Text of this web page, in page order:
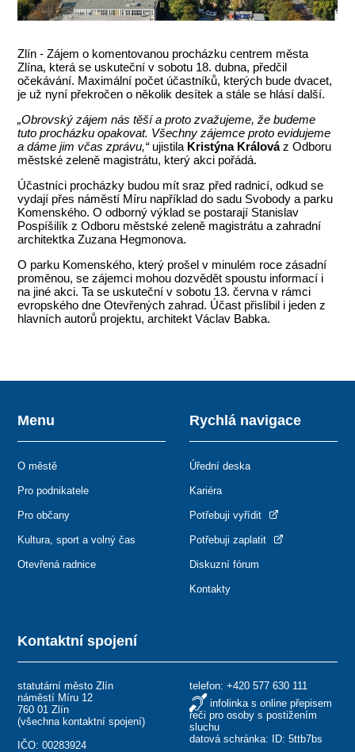
Zlín - Zájem o komentovanou procházku centrem města
Zlína, která se uskuteční v sobotu 18. dubna, předčil
očekávání. Maximální počet účastníků, kterých bude dvacet,
je už nyní překročen o několik desítek a stále se hlásí další.
„Obrovský zájem nás těší a proto zvažujeme, že budeme
tuto procházku opakovat. Všechny zájemce proto evidujeme
a dáme jim včas zprávu,“ujistila Kristýna Králováz Odboru
městské zeleně magistrátu, který akci pořádá.
Účastníci procházky budou mít sraz před radnicí, odkud se
vydají přes náměstí Míru například do sadu Svobody a parku
Komenského. O odborný výklad se postarají Stanislav
Pospíšilík z Odboru městské zeleně magistrátu a zahradní
architektka Zuzana Hegmonova.
O parku Komenského, který prošel v minulém roce zásadní
proměnou, se zájemci mohou dozvědět spoustu informací i
na jiné akci. Ta se uskuteční v sobotu 13. června v rámci
evropského dne Otevřených zahrad. Účast přislíbil i jeden z
hlavních autorů projektu, architekt Václav Babka.
Kontaktní spojení
statutární město Zlín
náměstí Míru 12
760 01 Zlín
(všechna kontaktní spojení)
IČO: 00283924
telefon: +420 577 630 111
infolinka s online přepisem
řeči pro osoby s postižením
sluchu
datová schránka: ID: 5ttb7bs
Menu
O městě
Pro podnikatele
Pro občany
Kultura, sport a volný čas
Otevřená radnice
Rychlá navigace
Úřední deska
Kariéra
Potřebuji vyřídit
Potřebuji zaplatit
Diskuzní fórum
Kontakty